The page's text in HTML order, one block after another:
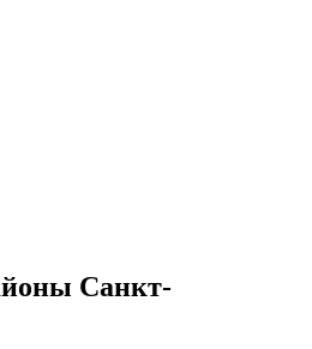
Санкт-